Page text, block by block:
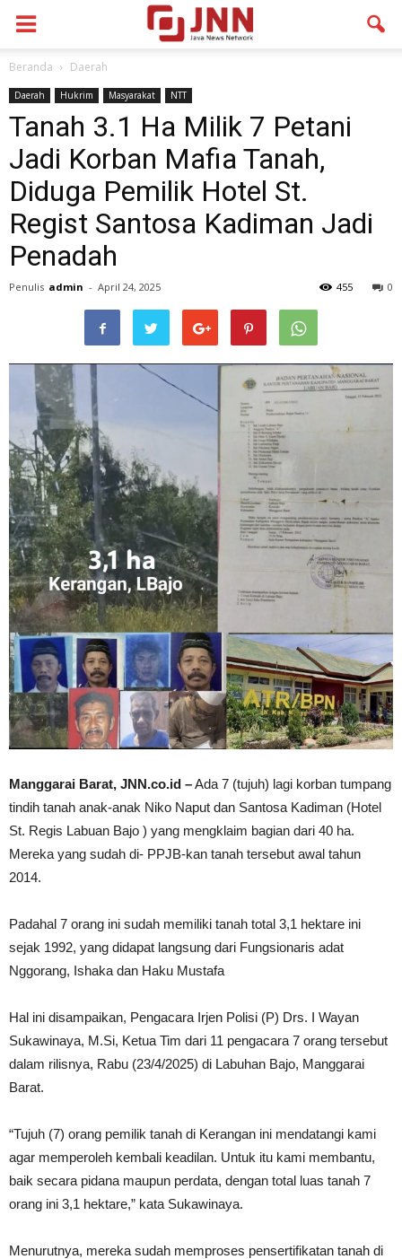
Beranda Daerah
Daerah Hukrim Masyarakat NTT
Tanah 3.1 Ha Milik 7 Petani
Jadi Korban Mafia Tanah,
Diduga Pemilik Hotel St.
Regist Santosa Kadiman Jadi
Penadah
Penulis admin - April 24, 2025 0
455
Manggarai Barat, JNN.co.id –Ada 7 (tujuh) lagi korban tumpang
tindih tanah anak-anak Niko Naput dan Santosa Kadiman (Hotel
St. Regis Labuan Bajo ) yang mengklaim bagian dari 40 ha.
Mereka yang sudah di- PPJB-kan tanah tersebut awal tahun
2014.
Padahal 7 orang ini sudah memiliki tanah total 3,1 hektare ini
sejak 1992, yang didapat langsung dari Fungsionaris adat
Nggorang, Ishaka dan Haku Mustafa
Hal ini disampaikan, Pengacara Irjen Polisi (P) Drs. I Wayan
Sukawinaya, M.Si, Ketua Tim dari 11 pengacara 7 orang tersebut
dalam rilisnya, Rabu (23/4/2025) di Labuhan Bajo, Manggarai
Barat.
“Tujuh (7) orang pemilik tanah di Kerangan ini mendatangi kami
agar memperoleh kembali keadilan. Untuk itu kami membantu,
baik secara pidana maupun perdata, dengan total luas tanah 7
orang ini 3,1 hektare,” kata Sukawinaya.
Menurutnya, mereka sudah memproses pensertifikatan tanah di